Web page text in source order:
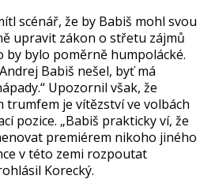
scénář, že by Babiš mohl svou
upravit zákon o střetu zájmů
by bylo poměrně humpolácké.
Babiš nešel, byť má
Upozornil však, že
trumfem je vítězství ve volbách
pozice. „Babiš prakticky ví, že
premiérem nikoho jiného
v této zemi rozpoutat
Korecký.